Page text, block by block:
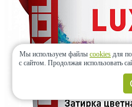
Мы используем файлы cookies для
с сайтом. Продолжая использовать